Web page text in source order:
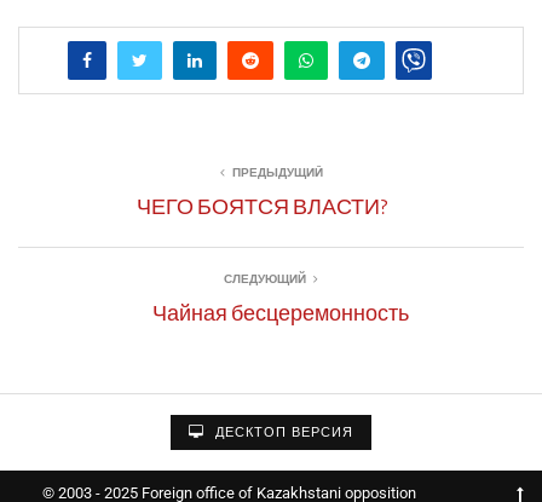
ПРЕДЫДУЩИЙ
ЧЕГО БОЯТСЯ ВЛАСТИ?
СЛЕДУЮЩИЙ
Чайная бесцеремонность
ДЕСКТОП ВЕРСИЯ
© 2003 - 2025 Foreign office of Kazakhstani opposition